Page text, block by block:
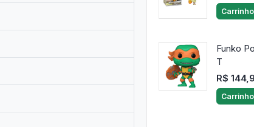
Carrinho
Funko
T
R$
Carrinho